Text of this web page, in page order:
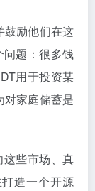
鼓励他们在这
题：很多钱
用于投资某
家庭储蓄是
这些市场、真
造一个开源